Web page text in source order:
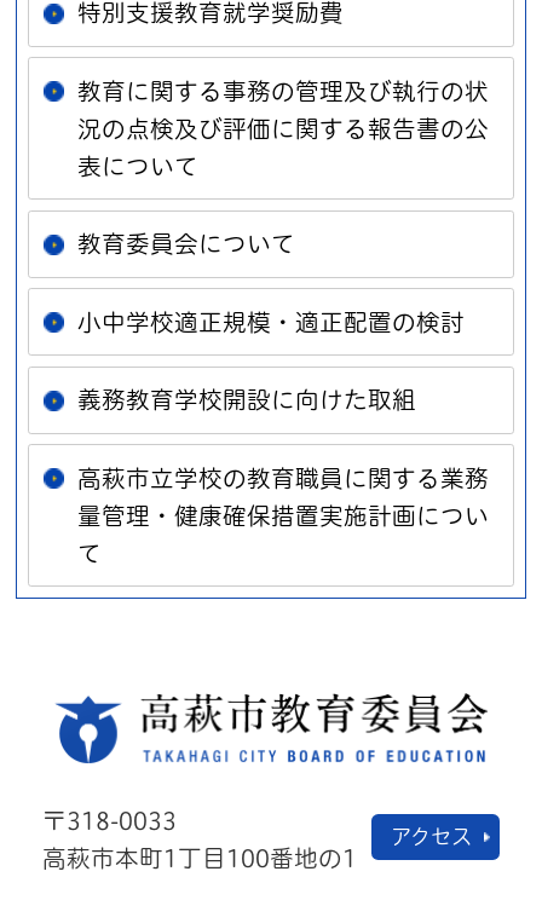
特別支援教育就学奨励費
教育に関する事務の管理及び執行の状
況の点検及び評価に関する報告書の公
表について
教育委員会について
小中学校適正規模・適正配置の検討
義務教育学校開設に向けた取組
高萩市立学校の教育職員に関する業務
量管理・健康確保措置実施計画につい
て
〒318-0033
高萩市本町1丁目100番地の1
アクセス